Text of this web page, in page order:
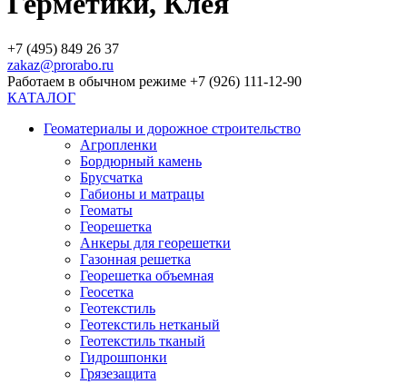
+7 (495) 849 26 37
zakaz@prorabo.ru
Работаем в обычном режиме +7 (926) 111-12-90
КАТАЛОГ
Геоматериалы и дорожное строительство
Агропленки
Бордюрный камень
Брусчатка
Габионы и матрацы
Геоматы
Георешетка
Анкеры для георешетки
Газонная решетка
Георешетка объемная
Геосетка
Геотекстиль
Геотекстиль нетканый
Геотекстиль тканый
Гидрошпонки
Грязезащита